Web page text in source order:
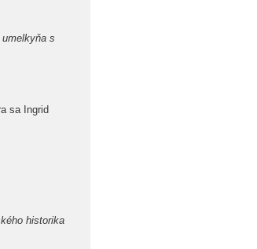
s
sa Ingrid
historika